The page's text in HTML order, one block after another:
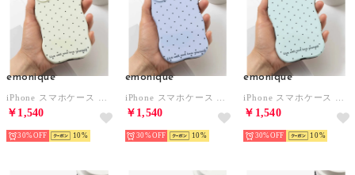
emonique
￥1,540
30% 10
emonique
￥1,540
30% 10
emonique
￥1,540
30% 10